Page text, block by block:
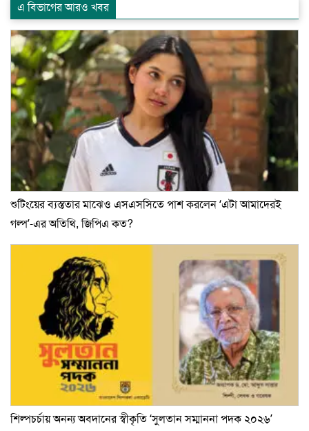
এ বিভাগের আরও খবর
শুটিংয়ের ব্যস্ততার মাঝেও এসএসসিতে পাশ করলেন ‘এটা আমাদেরই
গল্প’-এর অতিথি, জিপিএ কত?
শিল্পচর্চায় অনন্য অবদানের স্বীকৃতি ‘সুলতান সম্মাননা পদক ২০২৬’